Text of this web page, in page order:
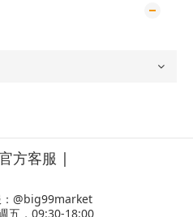
方客服 |
@big99market
五，09:30-18:00